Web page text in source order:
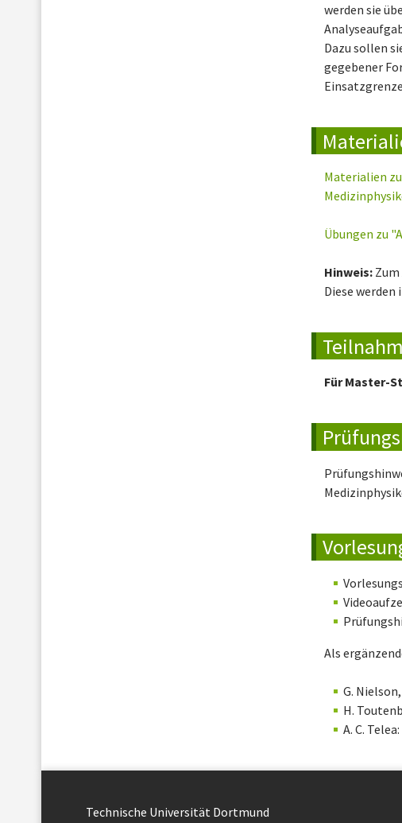
werden sie
Dazu sollen
gegebener
Materialien
Übungen zu
Hinweis:
Diese
Für Master-
Als
G.
H.
A. C.
Technische Uni­ver­si­tät Dort­mund